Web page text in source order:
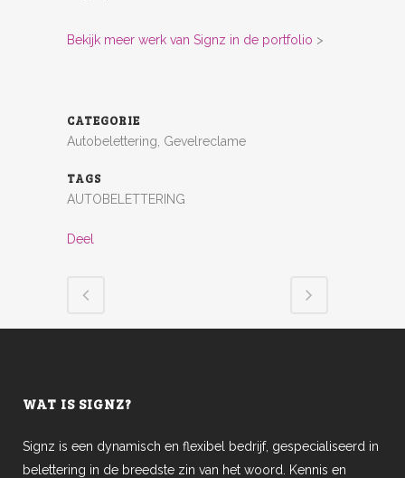
Bekijk meer werk van Signz in de portfolio >
CATEGORIE
Autobelettering, Gevelreclame
TAGS
AUTOBELETTERING
Deel
WAT IS SIGNZ?
Signz is een dynamisch en flexibel bedrijf, gespecialiseerd in
belettering in de breedste zin van het woord. Kennis en